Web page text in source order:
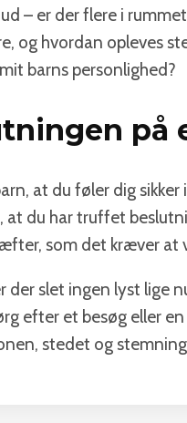
– er der flere i
og hvordan opleves
barns personlighed?
på
at du føler dig
at du har truffet
som det kræver at
der slet ingen lyst lige
efter et besøg eller
stedet og